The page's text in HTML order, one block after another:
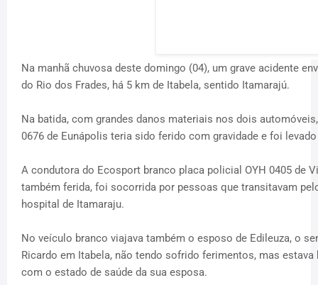
Na manhã chuvosa deste domingo (04), um grave acidente
do Rio dos Frades, há 5 km de Itabela, sentido Itamarajú.
Na batida, com grandes danos materiais nos dois
0676 de Eunápolis teria sido ferido com gravidade e foi
A condutora do Ecosport branco placa policial OYH 0405 de
também ferida, foi socorrida por pessoas que transitavam
hospital de Itamaraju.
No veículo branco viajava também o esposo de Edileuza, o
Ricardo em Itabela, não tendo sofrido ferimentos, mas
com o estado de saúde da sua esposa.